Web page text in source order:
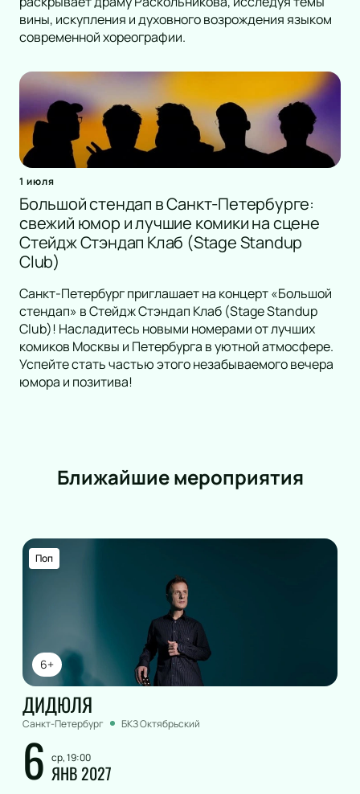
вины, искупления и духовного возрождения языком
современной хореографии.
1 июля
Большой стендап в Санкт-Петербурге:
свежий юмор и лучшие комики на сцене
Стейдж Стэндап Клаб (Stage Standup
Club)
Санкт-Петербург приглашает на концерт «Большой
стендап» в Стейдж Стэндап Клаб (Stage Standup
Club)! Насладитесь новыми номерами от лучших
комиков Москвы и Петербурга в уютной атмосфере.
Успейте стать частью этого незабываемого вечера
юмора и позитива!
Ближайшие мероприятия
6+
Поп
ДИДЮЛЯ
Санкт-Петербург БКЗ Октябрьский
6 ср, 19:00
ЯНВ 2027